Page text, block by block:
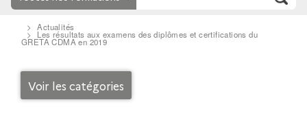
Actualités
Les résultats aux examens des diplômes et certifications du
GRETA CDMA en 2019
Voir les catégories